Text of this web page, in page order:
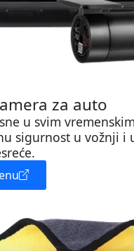
za auto
u svim
sigurnost u vožnji i